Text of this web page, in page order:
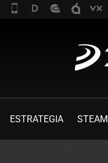
ESTRATEGIA STEAM